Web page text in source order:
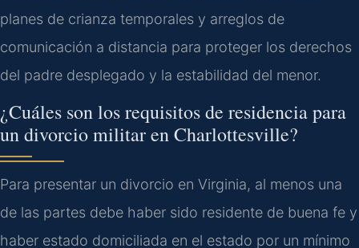
planes de crianza temporales y arreglos de
comunicación a distancia para proteger los derechos
del padre desplegado y la estabilidad del menor.
¿Cuáles son los requisitos de residencia para
un divorcio militar en Charlottesville?
Para presentar un divorcio en Virginia, al menos una
de las partes debe haber sido residente de buena fe y
haber estado domiciliada en el estado por un mínimo